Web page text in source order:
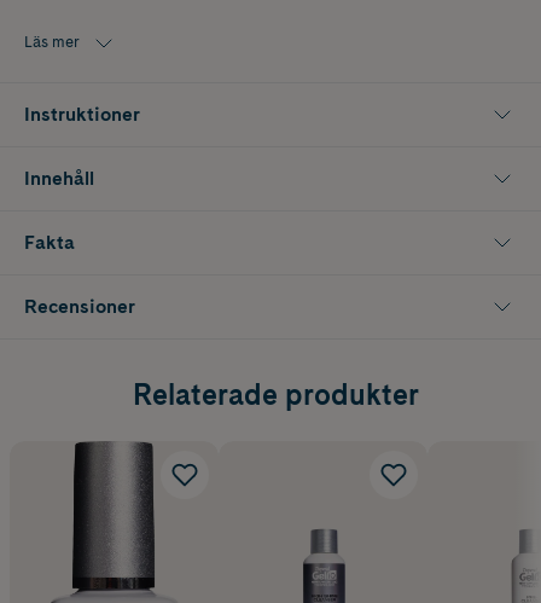
resultat i upp till 14 dagar. Steg 1. Gel iQ Pre-Cleanser, Steg 2. Gel iQ
Läs mer
Instruktioner
Innehåll
Fakta
Recensioner
Relaterade produkter